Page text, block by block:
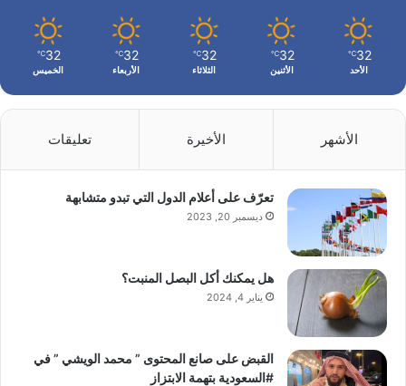
32
℃
الأحد
32
℃
الأثنين
32
℃
الثلاثاء
32
℃
الأربعاء
32
℃
الخميس
الأشهر الأخيرة تعليقات
تعرّف على أعلام الدول التي تبدو متشابهة
ديسمبر 20, 2023
هل يمكنك أكل البصل المنبت؟
يناير 4, 2024
القبض على صانع المحتوى ” محمد الويشي ” في
#السعودية بتهمة الابتزاز